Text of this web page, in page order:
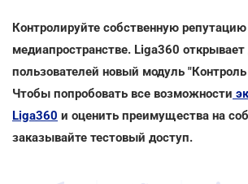
Контролируйте собственную
медиапространстве. Liga360 открывает
пользователей новый модуль
Чтобы попробовать все возможности
Liga360 и оценить преимущества на
заказывайте тестовый доступ.